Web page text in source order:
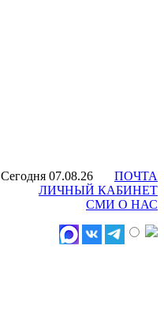
Сегодня 07.08.26
ПОЧТА
ЛИЧНЫЙ КАБИНЕТ
СМИ О НАС